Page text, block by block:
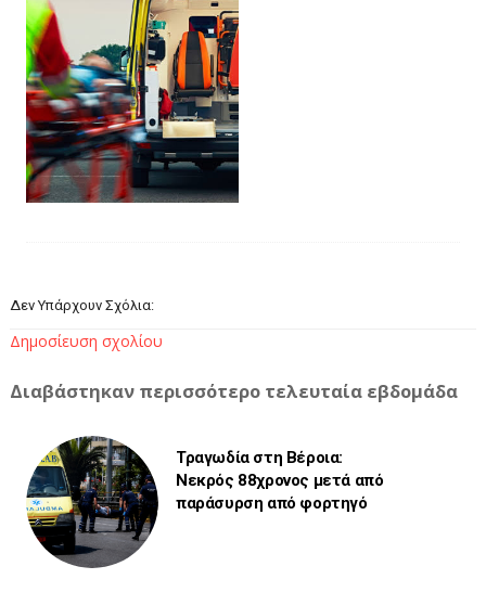
Δεν Υπάρχουν Σχόλια:
Δημοσίευση σχολίου
Διαβάστηκαν περισσότερο τελευταία εβδομάδα
Τραγωδία στη Βέροια:
Νεκρός 88χρονος μετά από
παράσυρση από φορτηγό